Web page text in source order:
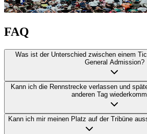
FAQ
Was ist der Unterschied zwischen einem
General Admission?
Kann ich die Rennstrecke verlassen und
anderen Tag
Kann ich mir meinen Platz auf der Tribüne